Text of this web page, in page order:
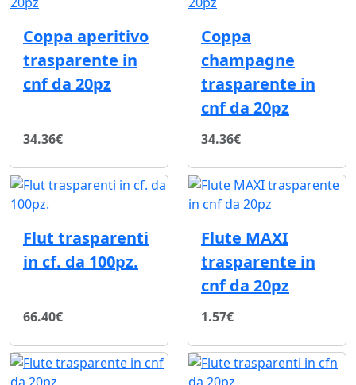
Coppa aperitivo
trasparente in
cnf da 20pz
34.36€
Coppa
champagne
trasparente in
cnf da 20pz
34.36€
Flut trasparenti
in cf. da 100pz.
66.40€
Flute MAXI
trasparente in
cnf da 20pz
1.57€